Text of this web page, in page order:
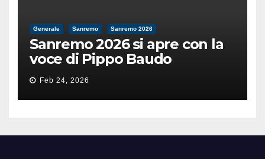
Generale Sanremo Sanremo 2026
Sanremo 2026 si apre con la
voce di Pippo Baudo
Feb 24, 2026